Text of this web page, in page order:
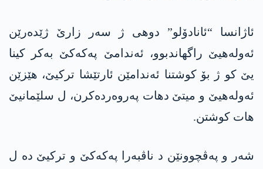
ئاژانسا “ئانادۆلو” دوھی ژ سەر زارێ ژێدەرێن
ئەولەھیێ راگھاندبوو، ئەندامێ پەکەکێ بەکر کینا
یێ کو ژ بۆ کوشتنا ئەندامێن ئارتێشا ترکیێ، ھێزێن
ئەولەھیێ و میتێ دھات پەروەردەکرن، ل سلێمانیێ
ھات کوشتن.
شەر و پەڤچوونێن د ناڤبەرا پەکەکێ و ترکیێ دە ل